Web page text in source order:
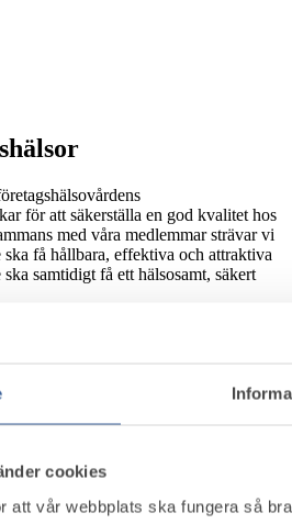
cookies
att vår webbplats ska fungera så
för att säkerställa en god kvalitet hos
med våra medlemmar strävar vi
ska få hållbara, effektiva och attraktiva
samtidigt få ett hälsosamt, säkert
Storgatan 19